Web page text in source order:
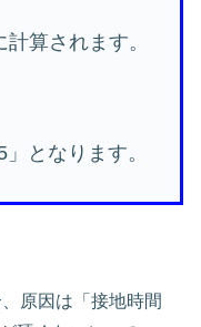
算されます。
となります。
原因は「接地時間